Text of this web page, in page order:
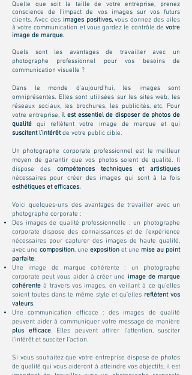
Quelle que soit la taille de votre entreprise, prenez
conscience de l'impact de vos images sur vos futurs
clients. Avec desimages positives,vous donnez des ailes
à votre communication et vous gardez le contrôle de votre
image de marque.
Quels sont les avantages de travailler avec un
photographe professionnel pour vos besoins de
communication visuelle ?
Dans le monde d’aujourd’hui, les images sont
omniprésentes. Elles sont utilisées sur les sites web, les
réseaux sociaux, les brochures, les publicités, etc. Pour
votre entreprise, il est essentiel de disposer de photos de
qualité qui reflètent votre image de marque et qui
suscitent l’intérêtde votre public cible.
Un photographe corporate professionnel est le meilleur
moyen de garantir que vos photos soient de qualité. Il
dispose des compétences techniques et artistiques
nécessaires pour créer des images qui sont à la fois
esthétiques et efficaces.
Voici quelques-uns des avantages de travailler avec un
photographe corporate :
Des images de qualité professionnelle : un photographe
corporate dispose des connaissances et de l’expérience
nécessaires pour capturer des images de haute qualité,
avec une composition, une exposition et une mise au point
parfaite.
Une image de marque cohérente : un photographe
corporate peut vous aider à créer une image de marque
cohérente à travers vos images, en veillant à ce qu’elles
soient toutes dans le même style et qu’elles reflètent vos
valeurs.
Une communication efficace : des images de qualité
peuvent aider à communiquer votre message de manière
plus efficace. Elles peuvent attirer l’attention, susciter
l’intérêt et susciter l’action.
Si vous souhaitez que votre entreprise dispose de photos
de qualité qui vous aideront à atteindre vos objectifs, il est